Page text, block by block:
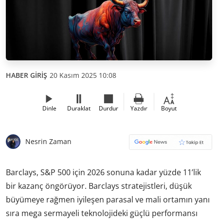
HABER GİRİŞ 20 Kasım 2025 10:08
Dinle Duraklat Durdur Yazdır Boyut
Nesrin Zaman
Barclays, S&P 500 için 2026 sonuna kadar yüzde 11’lik
bir kazanç öngörüyor. Barclays stratejistleri, düşük
büyümeye rağmen iyileşen parasal ve mali ortamın yanı
sıra mega sermayeli teknolojideki güçlü performansı